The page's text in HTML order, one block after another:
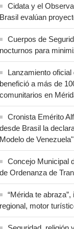
Cidata y el
Brasil evalúan
Cuerpos de
nocturnos para
Lanzamiento
benefició a más de
comunitarios en
Cronista Emérito
desde Brasil la
Modelo de Venezuela"
Concejo Municipal
de Ordenanza de
“Mérida te
regional, motor